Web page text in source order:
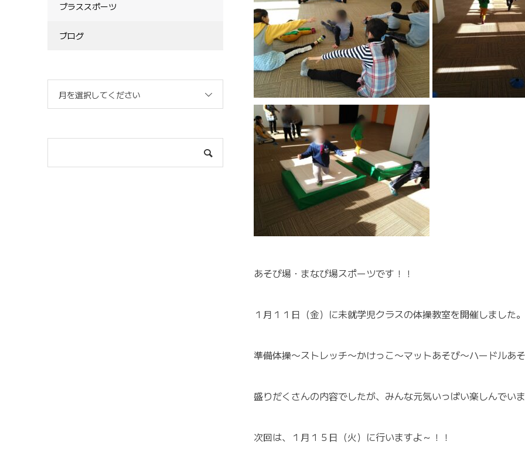
あそび場・まなび場スポーツです！！
１月１１日（金）に未就学児クラスの体操教室を開催しました。
準備体操〜ストレッチ〜かけっこ〜マットあそび〜ハードルあ
盛りだくさんの内容でしたが、みんな元気いっぱい楽しんでい
次回は、１月１５日（火）に行いますよ～！！
プラススポーツ
ブログ
月を選択してください